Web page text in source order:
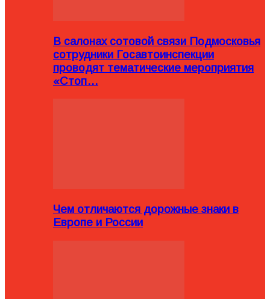
В салонах сотовой связи Подмосковья
сотрудники Госавтоинспекции
проводят тематические мероприятия
«Стоп…
Чем отличаются дорожные знаки в
Европе и России